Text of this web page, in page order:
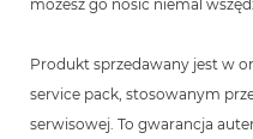
możesz go nosić niemal
Produkt sprzedawany jest w
service pack, stosowanym
serwisowej. To gwarancja